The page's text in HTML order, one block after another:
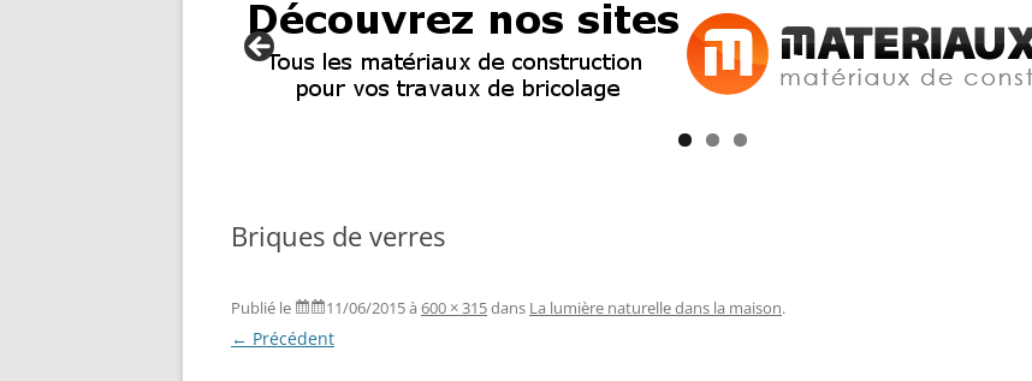
Briques de verres
Publié le 11/06/2015à 600 × 315dans La lumière naturelle dans la maison.
← Précédent